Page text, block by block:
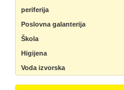
periferija
Poslovna galanterija
Škola
Higijena
Voda izvorska